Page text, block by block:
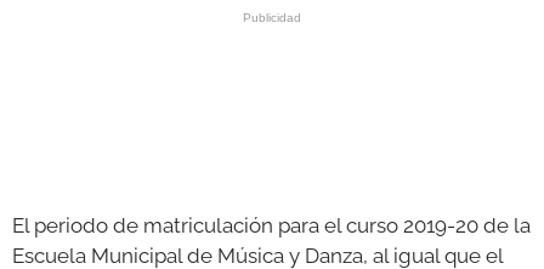
El periodo de matriculación para el curso 2019-20 de la
Escuela Municipal de Música y Danza, al igual que el